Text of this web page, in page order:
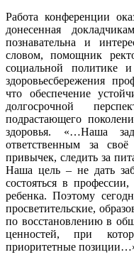
Работа конференции
донесенная
познавательна и
словом, помощник
социальной политике
здоровьесбережения
что обеспечение
долгосрочной
подрастающего
здоровья. «…Наша
ответственным за
привычек, следить за
Наша цель – не дать
состояться в
ребенка. Поэтому
просветительские,
по восстановлению в
ценностей, при
приоритетные